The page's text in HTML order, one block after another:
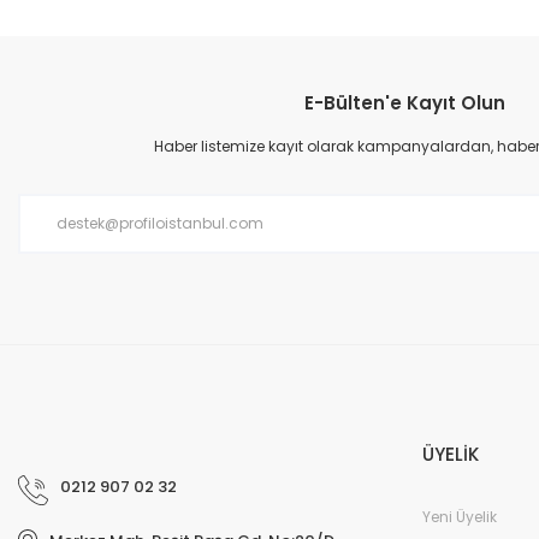
E-Bülten'e Kayıt Olun
Haber listemize kayıt olarak kampanyalardan,
0212 907 02 32
ÜYELİK
Yeni Üyelik